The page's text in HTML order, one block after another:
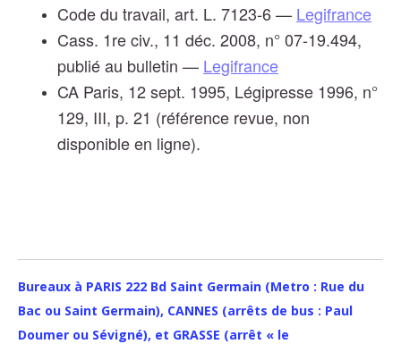
Code du travail, art. L. 7123-6 — Legifrance
Cass. 1re civ., 11 déc. 2008, n° 07-19.494,
publié au bulletin — Legifrance
CA Paris, 12 sept. 1995, Légipresse 1996, n°
129, III, p. 21 (référence revue, non
disponible en ligne).
Bureaux à PARIS 222 Bd Saint Germain (Metro : Rue du
Bac ou Saint Germain), CANNES (arrêts de bus : Paul
Doumer ou Sévigné), et GRASSE (arrêt « le